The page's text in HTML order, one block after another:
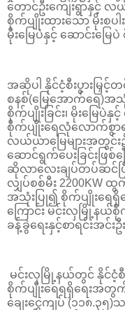
တောင်ဦးကျေးရွာနှင့်
စိုက်ပျိုးထားသော မိုးစပါ
မိုးမြေပဲနှင့် ဆောင်းမ
အဆိုပါ နိုင်ငံ့စီးပွားမြှင့်
စနစ်(မြေအောက်ရေ)အသုံး
စိုက်ပျိုးခြင်း၊ မိုးမြေပဲ
စိုက်ပျိုးရေလုံလောက်စွ
လယ်ယာမြေများအတွင်း
ဆောင်ရွက်ပေးခြင်းဖြစ်
ဆိုလာလေးချပ်တပ်ဆင်ပ
လျှပ်စစ်မီး 2200KW ထွ
အသုံးပြု၍ စိုက်ပျိုးရေ
ကြောင်း မင်းလှမြို့နယ်စို
ခန့်ခွဲရေးနှင့်စာရင်းအင်
မင်းလှမြို့နယ်တွင် နိုင်ငံ့စီ
စိုက်ပျိုးရေရရှိရေးအတွ
ချေးငွေကျပ် (၁၁၈.၃၅